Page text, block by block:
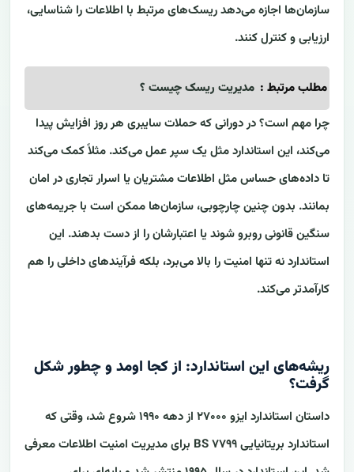
سازمان‌ها اجازه می‌دهد ریسک‌های مرتبط با اطلاعات را شناسایی،
ارزیابی و کنترل کنند.
مطلب مرتبط : مدیریت ریسک چیست ؟
چرا مهم است؟ در دورانی که حملات سایبری هر روز افزایش پیدا
می‌کند، این استاندارد مثل یک سپر عمل می‌کند. مثلاً کمک می‌کند
تا داده‌های حساس مثل اطلاعات مشتریان یا اسرار تجاری در امان
بمانند. بدون چنین چارچوبی، سازمان‌ها ممکن است با جریمه‌های
سنگین قانونی روبرو شوند یا اعتبارشان را از دست بدهند. این
استاندارد نه تنها امنیت را بالا می‌برد، بلکه فرآیندهای داخلی را هم
کارآمدتر می‌کند.
ریشه‌های این استاندارد: از کجا اومد و چطور شکل
گرفت؟
داستان استاندارد ایزو ۲۷۰۰۰ از دهه ۱۹۹۰ شروع شد، وقتی که
استاندارد بریتانیایی BS ۷۷۹۹ برای مدیریت امنیت اطلاعات معرفی